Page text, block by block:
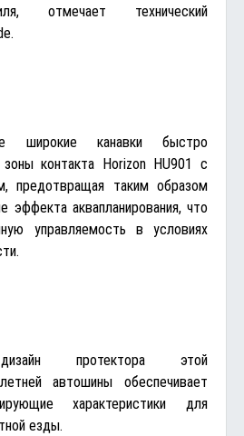
отмечает технический
.
широкие канавки быстро
контакта Horizon HU901 с
предотвращая таким образом
эффекта аквапланирования, что
управляемость в условиях
дизайн протектора этой
автошины обеспечивает
характеристики для
езды.